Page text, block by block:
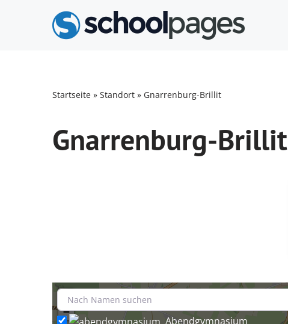
Startseite » Standort » Gnarrenburg-Brillit
Gnarrenburg-Brillit
+
−
Abendgymnasium